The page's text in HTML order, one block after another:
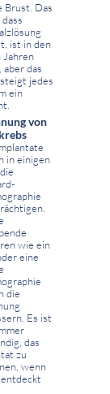
Brust. Das
ist in den
aber das
jedes
ein
von
in einigen
wie ein
eine
die
Es ist
das
zu
wenn